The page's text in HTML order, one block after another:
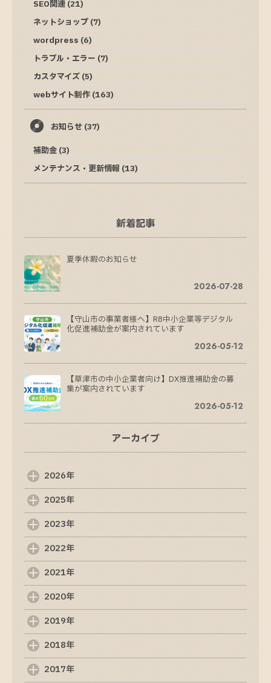
SEO関連 (21)
ネットショップ (7)
wordpress (6)
トラブル・エラー (7)
カスタマイズ (5)
webサイト制作 (163)
お知らせ (37)
補助金 (3)
メンテナンス・更新情報 (13)
新着記事
夏季休暇のお知らせ
2026-07-28
【守山市の事業者様へ】R8中小企業等デジタル
化促進補助金が案内されています
2026-05-12
【草津市の中小企業者向け】DX推進補助金の募
集が案内されています
2026-05-12
【3/15（日）先行販売開始】立体型オブジェQ-
CUBE
滋賀県未来投資総合補助金（第3弾）の募集開始
しゃべるだけ！無料AI活用無料セミナー開催！
12.8
2025-12-05
制作ホームページの成功法則：初心者からプロ
ホームページ制作の基礎知識と成功のポイント
アーカイブ
2026年
2025年
2023年
2022年
2021年
2020年
2019年
2018年
2017年